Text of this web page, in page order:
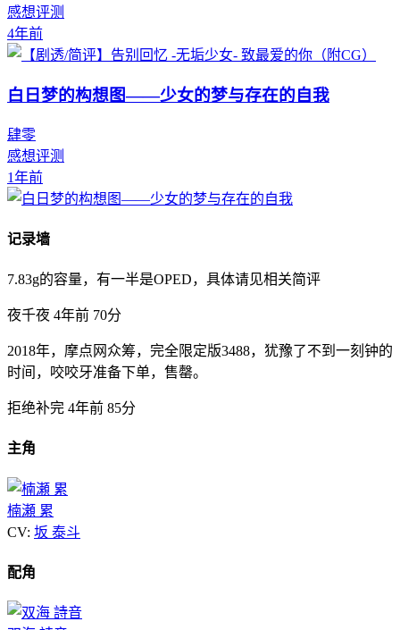
感想评测
4年前
白日梦的构想图——少女的梦与存在的自我
肆零
感想评测
1年前
记录墙
7.83g的容量，有一半是OPED，具体请见相关简评
夜千夜 4年前 70分
2018年，摩点网众筹，完全限定版3488，犹豫了不到一刻钟的
时间，咬咬牙准备下单，售罄。
拒绝补完 4年前 85分
主角
楠瀬 累
CV: 坂 泰斗
配角